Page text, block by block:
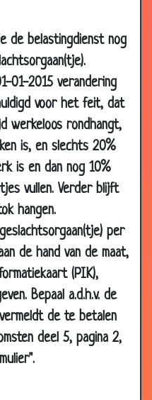
de belastingdienst nog
01-2015 verandering
voor het feit, dat
werkeloos rondhangt,
is, en slechts 20%
is en dan nog 10%
vullen. Verder blijft
hangen.
per
de hand van de maat,
(PIK),
Bepaal a.d.h.v. de
de te betalen
deel 5, pagina 2,
2.73
2.87
2.79
2.87
2.57